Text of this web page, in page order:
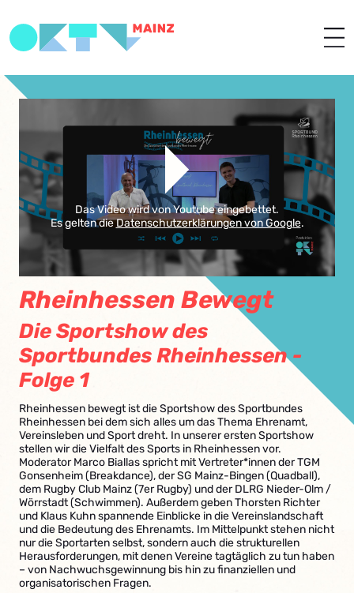
Das Video wird von Youtube eingebettet.
Es gelten dieDatenschutzerklärungen von Google.
Rheinhessen Bewegt
Die Sportshow des
Sportbundes Rheinhessen -
Folge 1
Rheinhessen bewegt ist die Sportshow des Sportbundes
Rheinhessen bei dem sich alles um das Thema Ehrenamt,
Vereinsleben und Sport dreht. In unserer ersten Sportshow
stellen wir die Vielfalt des Sports in Rheinhessen vor.
Moderator Marco Biallas spricht mit Vertreter*innen der TGM
Gonsenheim (Breakdance), der SG Mainz-Bingen (Quadball),
dem Rugby Club Mainz (7er Rugby) und der DLRG Nieder-Olm /
Wörrstadt (Schwimmen). Außerdem geben Thorsten Richter
und Klaus Kuhn spannende Einblicke in die Vereinslandschaft
und die Bedeutung des Ehrenamts. Im Mittelpunkt stehen nicht
nur die Sportarten selbst, sondern auch die strukturellen
Herausforderungen, mit denen Vereine tagtäglich zu tun haben
– von Nachwuchsgewinnung bis hin zu finanziellen und
organisatorischen Fragen.